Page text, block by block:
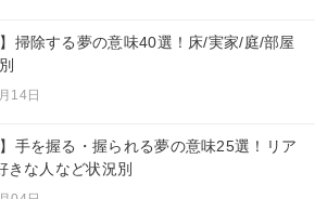
】掃除する夢の意味40選！床/実家/庭/部屋
14日
】手を握る・握られる夢の意味25選！リア
きな人など状況別